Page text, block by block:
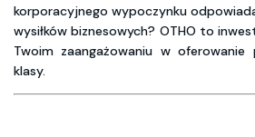
korporacyjnego wypoczynku
wysiłków biznesowych? OTHO to
Twoim zaangażowaniu w
klasy.